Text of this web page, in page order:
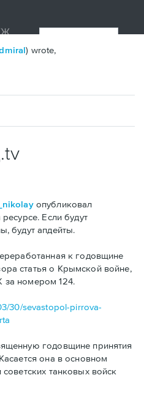
) wrote,
опубликовал
Если будут
будут апдейты.
к годовщине
статья о Крымской войне,
номером 124.
30/sevastopol-pirrova-
годовщине принятия
она в основном
танковых войск